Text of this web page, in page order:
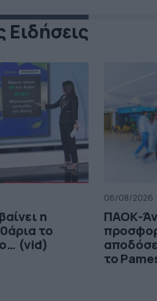
Ειδήσεις
η
το
(vid)
06/08/2026
ΠΑΟΚ-
το